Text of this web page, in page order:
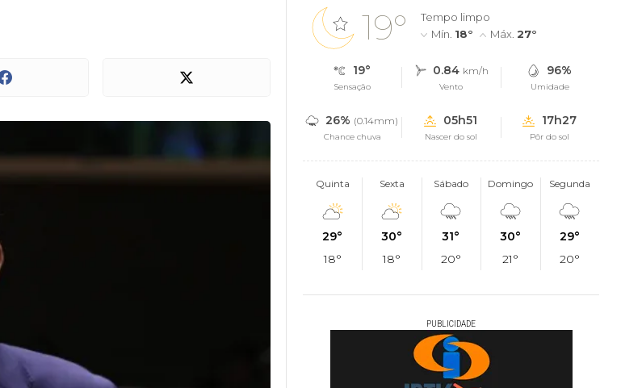
19°
Tempo limpo
Mín. 18° Máx. 27°
19°
Sensação
0.84 km/h
Vento
96%
Umidade
26% (0.14mm)
Chance chuva
05h51
Nascer do sol
17h27
Pôr do sol
Quinta
29°
18°
Sexta
30°
18°
Sábado
31°
20°
Domingo
30°
21°
Segunda
29°
20°
PUBLICIDADE